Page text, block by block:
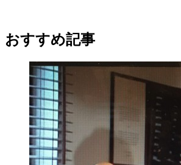
おすすめ記事